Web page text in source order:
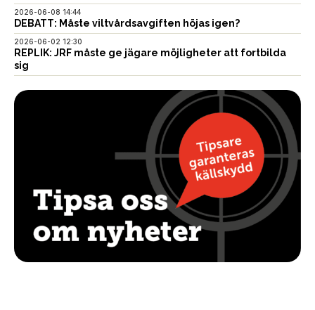
2026-06-08 14:44
DEBATT: Måste viltvårdsavgiften höjas igen?
2026-06-02 12:30
REPLIK: JRF måste ge jägare möjligheter att fortbilda
sig